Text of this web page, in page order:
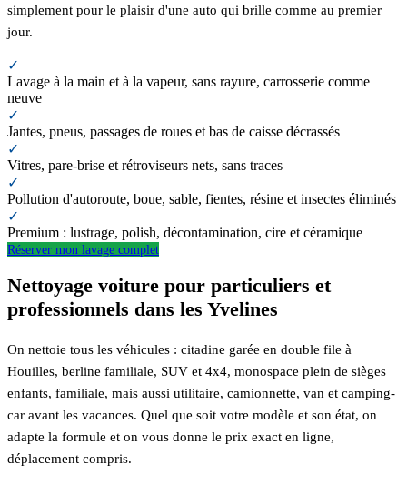
simplement pour le plaisir d'une auto qui brille comme au premier
jour.
✓
Lavage à la main et à la vapeur, sans rayure, carrosserie comme
neuve
✓
Jantes, pneus, passages de roues et bas de caisse décrassés
✓
Vitres, pare-brise et rétroviseurs nets, sans traces
✓
Pollution d'autoroute, boue, sable, fientes, résine et insectes éliminés
✓
Premium : lustrage, polish, décontamination, cire et céramique
Réserver mon lavage complet
Nettoyage voiture pour particuliers et
professionnels dans les Yvelines
On nettoie tous les véhicules : citadine garée en double file à
Houilles, berline familiale, SUV et 4x4, monospace plein de sièges
enfants, familiale, mais aussi utilitaire, camionnette, van et camping-
car avant les vacances. Quel que soit votre modèle et son état, on
adapte la formule et on vous donne le prix exact en ligne,
déplacement compris.